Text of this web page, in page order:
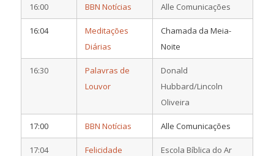
16:00 BBN Notícias Alle Comunicações
16:04
Meditações
Diárias
Chamada da Meia-
Noite
16:30
Palavras de
Louvor
Donald
Hubbard/Lincoln
Oliveira
17:00 BBN Notícias Alle Comunicações
17:04
Felicidade
Escola Bíblica do Ar